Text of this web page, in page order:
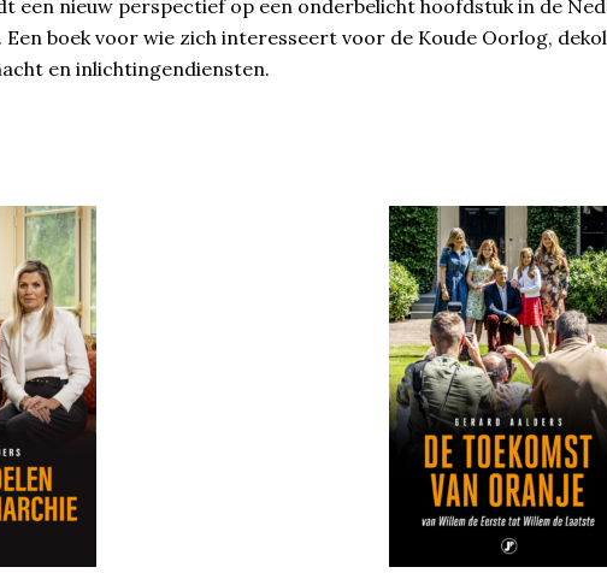
een nieuw perspectief op een onderbelicht hoofdstuk in de
boek voor wie zich interesseert voor de Koude Oorlog,
en inlichtingendiensten.